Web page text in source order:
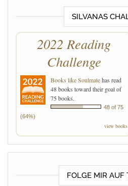
SILVANAS
2022 Reading
Challenge
Books like Soulmatehas read
48 books toward their goal of
75 books.
48 of 75
(64%)
view books
FOLGE MIR AUF